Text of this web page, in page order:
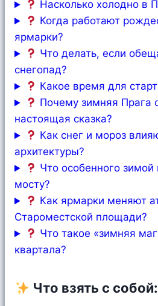
Насколько холодно в
Когда работают
ярмарки?
Что делать, если
снегопад?
Какое время для
Почему зимняя Прага
настоящая сказка?
Как снег и мороз
архитектуры?
Что особенного
мосту?
Как ярмарки меняют
Староместской площади?
Что такое «зимняя
квартала?
Что взять с собой: